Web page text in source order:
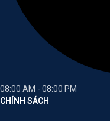
08:00 AM - 08:00 PM
CHÍNH SÁCH